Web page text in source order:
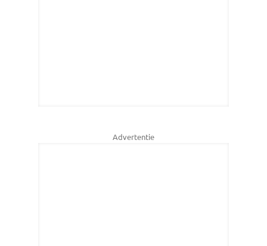
Advertentie